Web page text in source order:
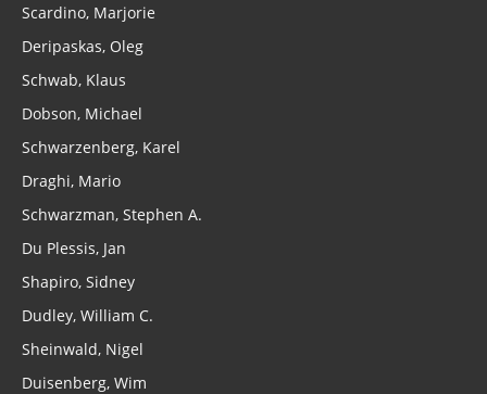
Scardino, Marjorie
Deripaskas, Oleg
Schwab, Klaus
Dobson, Michael
Schwarzenberg, Karel
Draghi, Mario
Schwarzman, Stephen A.
Du Plessis, Jan
Shapiro, Sidney
Dudley, William C.
Sheinwald, Nigel
Duisenberg, Wim